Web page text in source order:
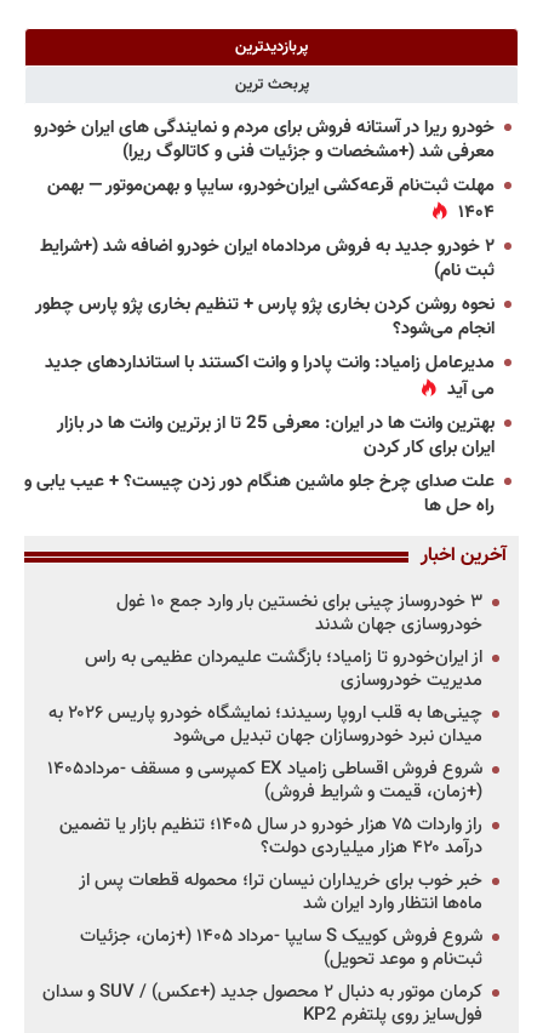
پربازدیدترین
پربحث ترین
خودرو ریرا در آستانه فروش برای مردم و نمایندگی های ایران خودرو
معرفی شد (+مشخصات و جزئیات فنی و کاتالوگ ریرا)
مهلت ثبت‌نام قرعه‌کشی ایران‌خودرو، سایپا و بهمن‌موتور — بهمن
۱۴۰۴
۲ خودرو جدید به فروش مردادماه ایران خودرو اضافه شد (+شرایط
ثبت نام)
نحوه روشن کردن بخاری پژو پارس + تنظیم بخاری پژو پارس چطور
انجام می‌شود؟
مدیرعامل زامیاد: وانت پادرا و وانت اکستند با استانداردهای جدید
می آید
بهترین وانت ها در ایران: معرفی 25 تا از برترین وانت ها در بازار
ایران برای کار کردن
علت صدای چرخ جلو ماشین هنگام دور زدن چیست؟ + عیب یابی و
راه حل ها
آخرین اخبار
۳ خودروساز چینی برای نخستین بار وارد جمع ۱۰ غول
خودروسازی جهان شدند
از ایران‌خودرو تا زامیاد؛ بازگشت علیمردان عظیمی به راس
مدیریت خودروسازی
چینی‌ها به قلب اروپا رسیدند؛ نمایشگاه خودرو پاریس ۲۰۲۶ به
میدان نبرد خودروسازان جهان تبدیل می‌شود
شروع فروش اقساطی زامیاد EX کمپرسی و مسقف -مرداد۱۴۰۵
(+زمان، قیمت و شرایط فروش)
راز واردات ۷۵ هزار خودرو در سال ۱۴۰۵؛ تنظیم بازار یا تضمین
درآمد ۴۲۰ هزار میلیاردی دولت؟
خبر خوب برای خریداران نیسان ترا؛ محموله قطعات پس از
ماه‌ها انتظار وارد ایران شد
شروع فروش کوییک S سایپا -مرداد ۱۴۰۵ (+زمان، جزئیات
ثبت‌نام و موعد تحویل)
کرمان موتور به دنبال ۲ محصول جدید (+عکس) / SUV و سدان
فول‌سایز روی پلتفرم KP2